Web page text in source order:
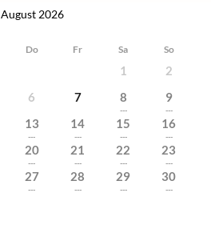
August 2026
Do Fr Sa So
1
2
6 7 8
---
9
---
13
---
14
---
15
---
16
---
20
---
21
---
22
---
23
---
27
---
28
---
29
---
30
---